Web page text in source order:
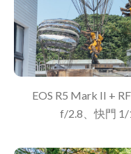
EOS R5 Mark II +
f/2.8、快門 1/